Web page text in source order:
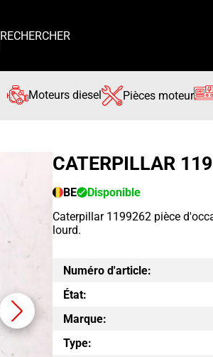
RECHERCHER
Moteurs diesel Pièces moteur
CATERPILLAR
BE
Disponible
Caterpillar 1199262 pièce
lourd.
Numéro d'article:
État:
Marque:
Type: